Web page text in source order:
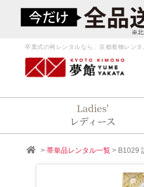
卒業式の袴レンタルなら、京都着物レンタ
Ladies'
レディース
> 帯単品レンタル一覧> B1029